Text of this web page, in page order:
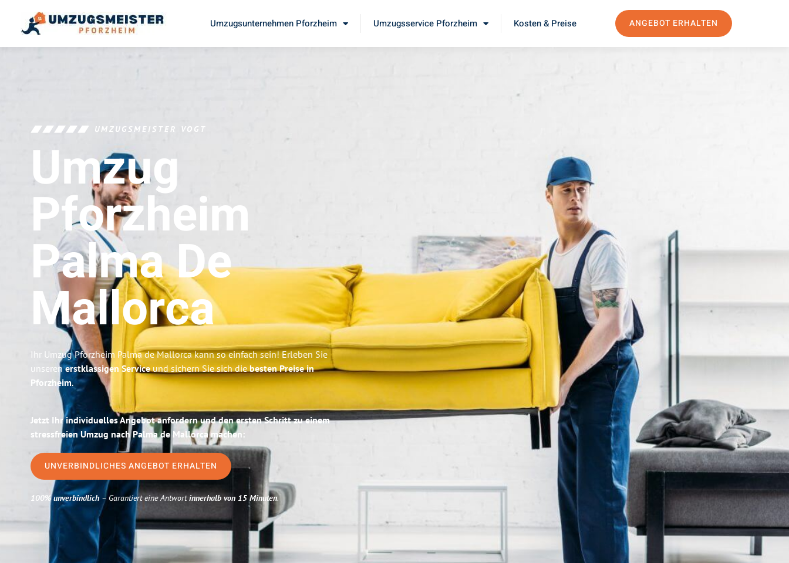
Umzugsunternehmen Pforzheim Umzugsservice Pforzheim Kosten & Preise ANGEBOT ERHALTEN
UMZUGSMEISTER VOGT
Umzug
Pforzheim
Palma De
Mallorca
Ihr Umzug Pforzheim Palma de Mallorca kann so einfach sein! Erleben Sie
unserenerstklassigen Serviceund sichern Sie sich diebesten Preise in
Pforzheim.
Jetzt Ihr individuelles Angebot anfordern und den ersten Schritt zu einem
stressfreien Umzug nach Palma de Mallorca machen:
UNVERBINDLICHES ANGEBOT ERHALTEN
100% unverbindlich– Garantiert eine Antwortinnerhalb von 15 Minuten.